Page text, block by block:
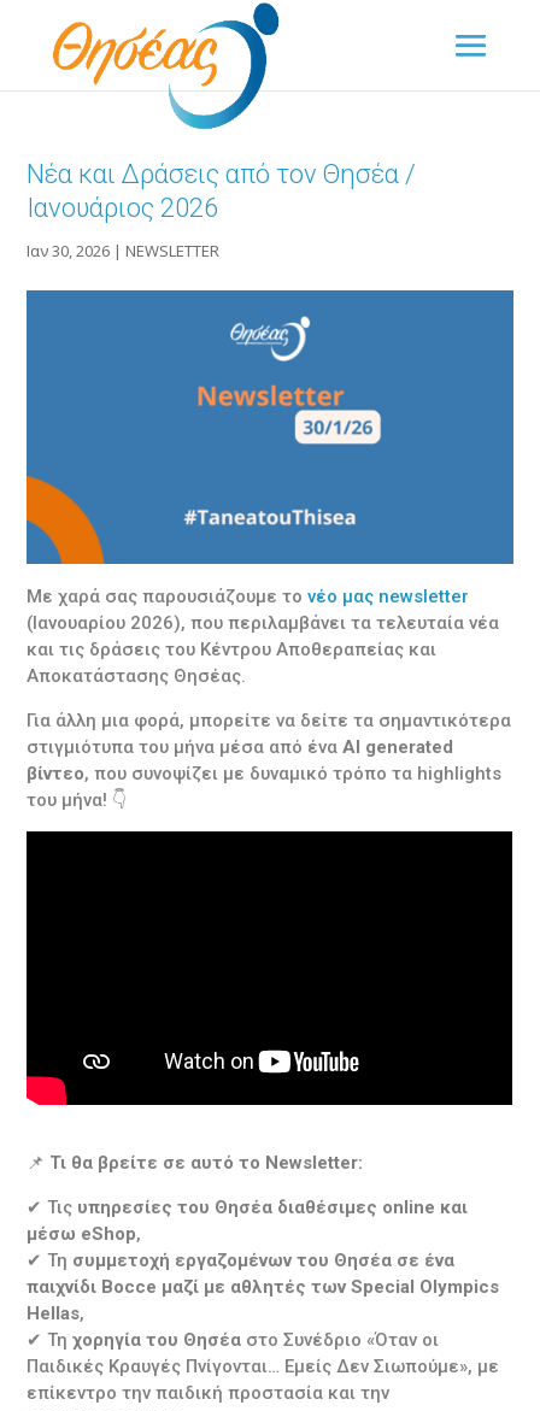
Νέα και Δράσεις από τον Θησέα /
Ιανουάριος 2026
Ιαν 30, 2026 | NEWSLETTER
Με χαρά σας παρουσιάζουμε τονέο μας newsletter
(Ιανουαρίου 2026), που περιλαμβάνει τα τελευταία νέα
και τις δράσεις του Κέντρου Αποθεραπείας και
Αποκατάστασης Θησέας.
Για άλλη μια φορά, μπορείτε να δείτε τα σημαντικότερα
στιγμιότυπα του μήνα μέσα από έναAI generated
βίντεο, που συνοψίζει με δυναμικό τρόπο τα highlights
του μήνα! 👇
📌 Τι θα βρείτε σε αυτό το Newsletter:
✔ Τις υπηρεσίες του Θησέα διαθέσιμες online και
μέσω eShop,
✔ Τη συμμετοχή εργαζομένων του Θησέα σε ένα
παιχνίδι Bocce μαζί με αθλητές των Special Olympics
Hellas,
✔ Τηχορηγία του Θησέα στο Συνέδριο «Όταν οι
Παιδικές Κραυγές Πνίγονται… Εμείς Δεν Σιωπούμε», με
επίκεντρο την παιδική προστασία και την